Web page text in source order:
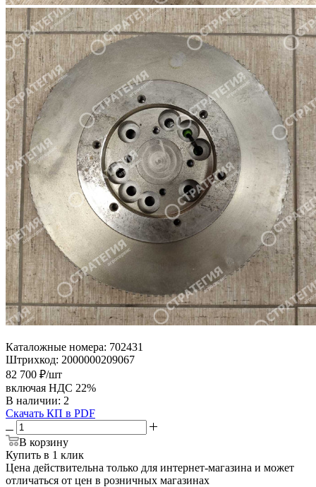
Каталожные номера: 702431
Штрихкод: 2000000209067
82 700 ₽/шт
включая НДС 22%
В наличии: 2
Скачать КП в PDF
В корзину
Купить в 1 клик
Цена действительна только для интернет-магазина и может
отличаться от цен в розничных магазинах